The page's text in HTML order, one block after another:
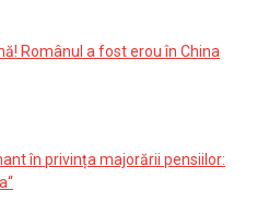
Românul a fost erou în China
în privința majorării pensiilor: